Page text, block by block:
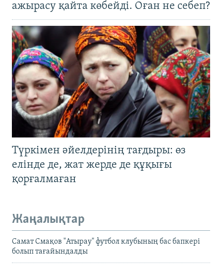
ажырасу қайта көбейді. Оған не себеп?
Түркімен әйелдерінің тағдыры: өз
елінде де, жат жерде де құқығы
қорғалмаған
Жаңалықтар
Самат Смақов "Атырау" футбол клубының бас бапкері
болып тағайындалды